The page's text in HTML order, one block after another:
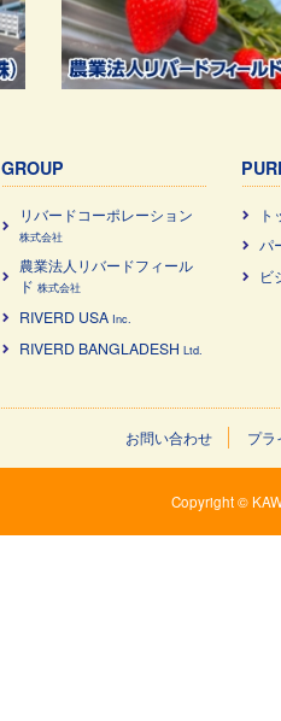
GROUP
リバードコーポレーション
株式会社
農業法⼈リバードフィール
ド 株式会社
RIVERD USA Inc.
RIVERD BANGLADESH Ltd.
パ
ビ
お問い合わせ プラ
Copyright ©